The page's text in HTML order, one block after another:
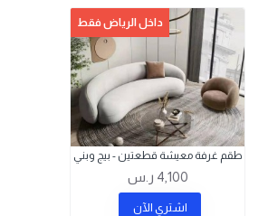
داخل الرياض فقط
طقم غرفة معيشة قطعتين - بيج وبني
4,100 ر.س
اشتري اﻵن